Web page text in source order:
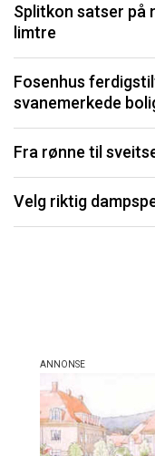
Splitkon satser på
limtre
Fosenhus
svanemerkede
Fra rønne til
Velg riktig